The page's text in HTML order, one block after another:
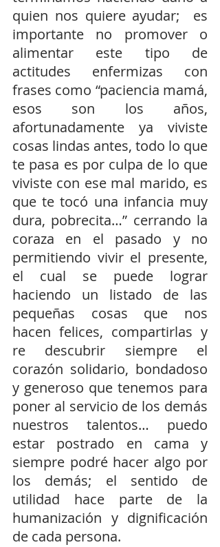
quien nos quiere ayudar;  es
importante no promover o
alimentar este tipo de
actitudes enfermizas con
frases como “paciencia mamá,
esos son los años,
afortunadamente ya viviste
cosas lindas antes, todo lo que
te pasa es por culpa de lo que
viviste con ese mal marido, es
que te tocó una infancia muy
dura, pobrecita…” cerrando la
coraza en el pasado y no
permitiendo vivir el presente,
el cual se puede lograr
haciendo un listado de las
pequeñas cosas que nos
hacen felices, compartirlas y
re descubrir siempre el
corazón solidario, bondadoso
y generoso que tenemos para
poner al servicio de los demás
nuestros talentos… puedo
estar postrado en cama y
siempre podré hacer algo por
los demás; el sentido de
utilidad hace parte de la
humanización y dignificación
de cada persona.